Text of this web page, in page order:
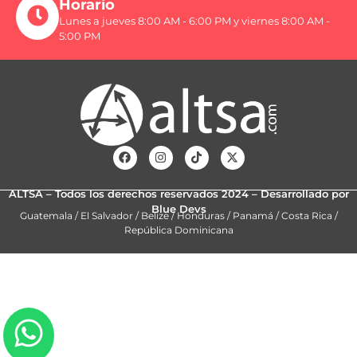
Horario
Lunes a jueves 8:00 AM - 6:00 PM y viernes 8:00 AM -
5:00 PM
ALTSA – Todos los derechos reservados 2024 – Desarrollado por
Blue Devs
Guatemala / El Salvador / Belize / Honduras / Panamá / Costa Rica /
República Dominicana